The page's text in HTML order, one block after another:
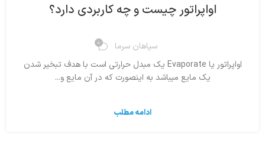
اواپراتور چیست و چه کاربردی دارد؟
سپاهان سرما 0
اواپراتور یا Evaporate یک مبدل حرارتی است با هدف تبخیر شدن
یک مایع میباشد به اینصورت که در آن مایع و...
ادامه مطلب